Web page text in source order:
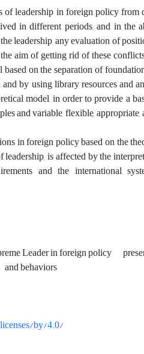
of leadership in foreign policy
in different periods, and in the
leadership, any evaluation of
aim of getting rid of these
on the separation of
by using library resources and
model, in order to provide a
and variable, flexible,
in foreign policy based on the
is affected by the
and the international
Leader in foreign policy
and behaviors
by/4.0/